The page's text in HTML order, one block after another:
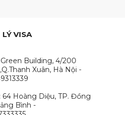
VISA
Building, 4/200
Xuân, Hà Nội -
64 Hoàng Diệu, TP. Đồng
Bình -